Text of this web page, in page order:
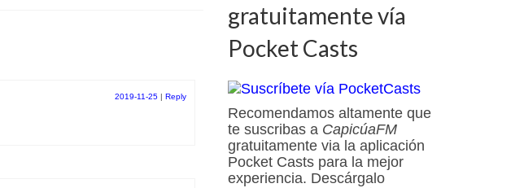
2019-11-25 | Reply
gratuitamente vía
Pocket Casts
Recomendamos altamente que
te suscribas a CapicúaFM
gratuitamente via la aplicación
Pocket Casts para la mejor
experiencia. Descárgalo